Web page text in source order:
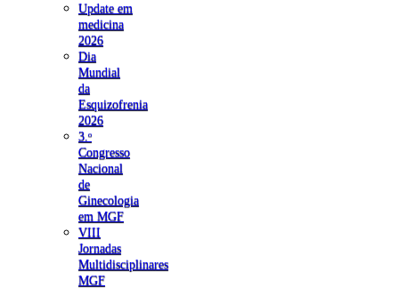
Update em
medicina
2026
Dia
Mundial
da
Esquizofrenia
2026
3.ᵒ
Congresso
Nacional
de
Ginecologia
em MGF
VIII
Jornadas
Multidisciplinares
MGF